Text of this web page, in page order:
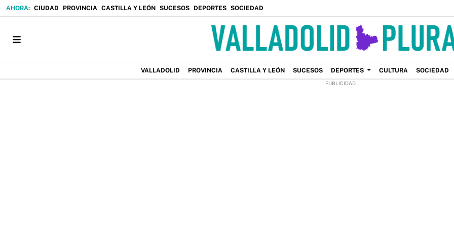
CIUDAD PROVINCIA CASTILLA Y LEÓN SUCESOS DEPORTES SOCIEDAD
VALLADOLID PROVINCIA CASTILLA Y LEÓN SUCESOS DEPORTES CULTURA SOCIEDAD